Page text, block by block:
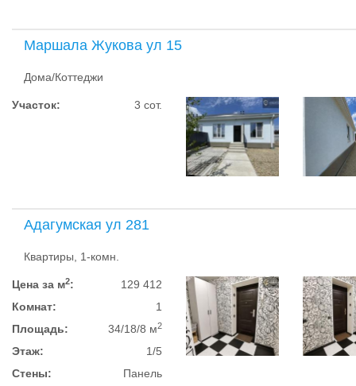
Маршала Жукова ул 15
Дома/Коттеджи
Участок: 3 сот.
Адагумская ул 281
Квартиры, 1-комн.
Цена за м2:
129 412
Комнат:
1
Площадь:
34/18/8 м2
Этаж:
1/5
Стены:
Панель